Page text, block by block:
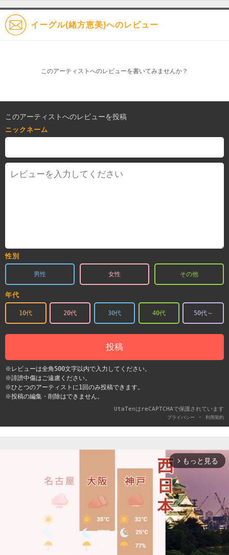
イーグル(緒方恵美)へのレビュー
このアーティストへのレビューを書いてみませんか？
このアーティストへのレビューを投稿
ニックネーム
性別
男性 女性 その他
年代
10代 20代 30代 40代 50代～
投稿
※レビューは全角500文字以内で入力してください。
※誹謗中傷はご遠慮ください。
※ひとつのアーティストに1回のみ投稿できます。
※投稿の編集・削除はできません。
UtaTenはreCAPTCHAで保護されています
プライバシー - 利用契約
arrow_forward_ios もっと見る